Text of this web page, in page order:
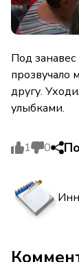
Под
прозвучало
другу.
улыбками.
1 0